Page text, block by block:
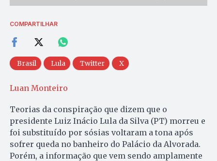
COMPARTILHAR
Brasil Lula Twitter X
Luan Monteiro
Teorias da conspiração que dizem que o
presidente Luiz Inácio Lula da Silva (PT) morreu e
foi substituído por sósias voltaram a tona após
sofrer queda no banheiro do Palácio da Alvorada.
Porém, a informação que vem sendo amplamente